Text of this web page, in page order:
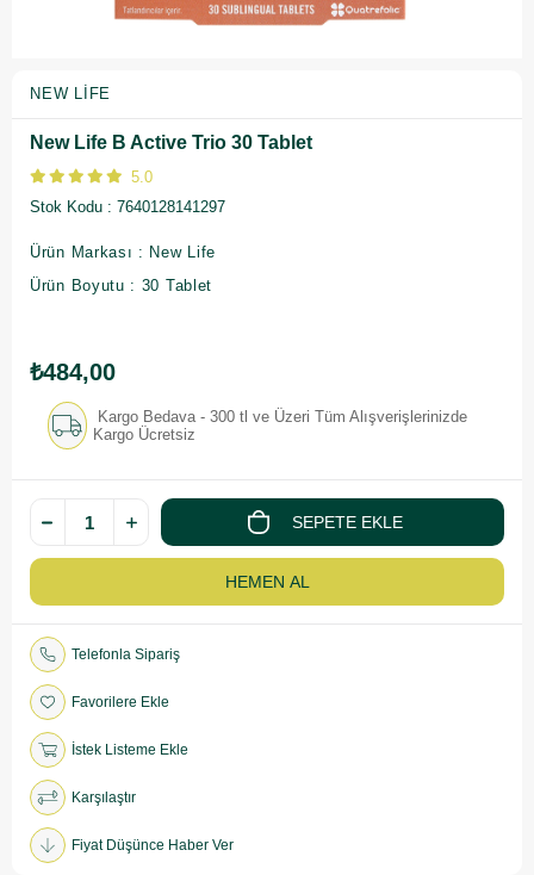
NEW LIFE
New Life B Active Trio 30 Tablet
5.0
Stok Kodu
7640128141297
Ürün Markası : New Life
Ürün Boyutu : 30 Tablet
₺484,00
Kargo Bedava - 300 tl ve Üzeri Tüm Alışverişlerinizde
Kargo Ücretsiz
Telefonla Sipariş
Favorilere Ekle
İstek Listeme Ekle
Karşılaştır
Fiyat Düşünce Haber Ver